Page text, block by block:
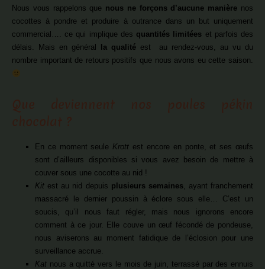
Nous vous rappelons que nous ne forçons d’aucune manière nos
cocottes à pondre et produire à outrance dans un but uniquement
commercial…. ce qui implique des quantités limitées et parfois des
délais. Mais en général
la qualité est au rendez-vous, au vu du
nombre important de retours positifs que nous avons eu cette saison.
En ce moment seule Krott est encore en ponte, et ses œufs
sont d’ailleurs disponibles si vous avez besoin de mettre à
couver sous une cocotte au nid !
Kit est au nid depuis plusieurs semaines, ayant franchement
massacré le dernier poussin à éclore sous elle… C’est un
soucis, qu’il nous faut régler, mais nous ignorons encore
comment à ce jour. Elle couve un œuf fécondé de pondeuse,
nous aviserons au moment fatidique de l’éclosion pour une
surveillance accrue.
Kat nous a quitté vers le mois de juin, terrassé par des ennuis